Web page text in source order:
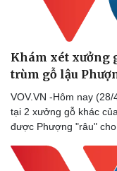
Lịch thi đấu bóng đá
Thế giới thể thao
eSports
Hậu trường
Khám xét xưởng
trùm gỗ lậu
VOV.VN -Hôm nay
tại 2 xưởng gỗ khác
được Phượng "râu"